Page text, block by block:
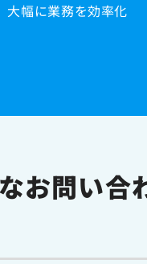
大幅に業務を効率化
お問い合